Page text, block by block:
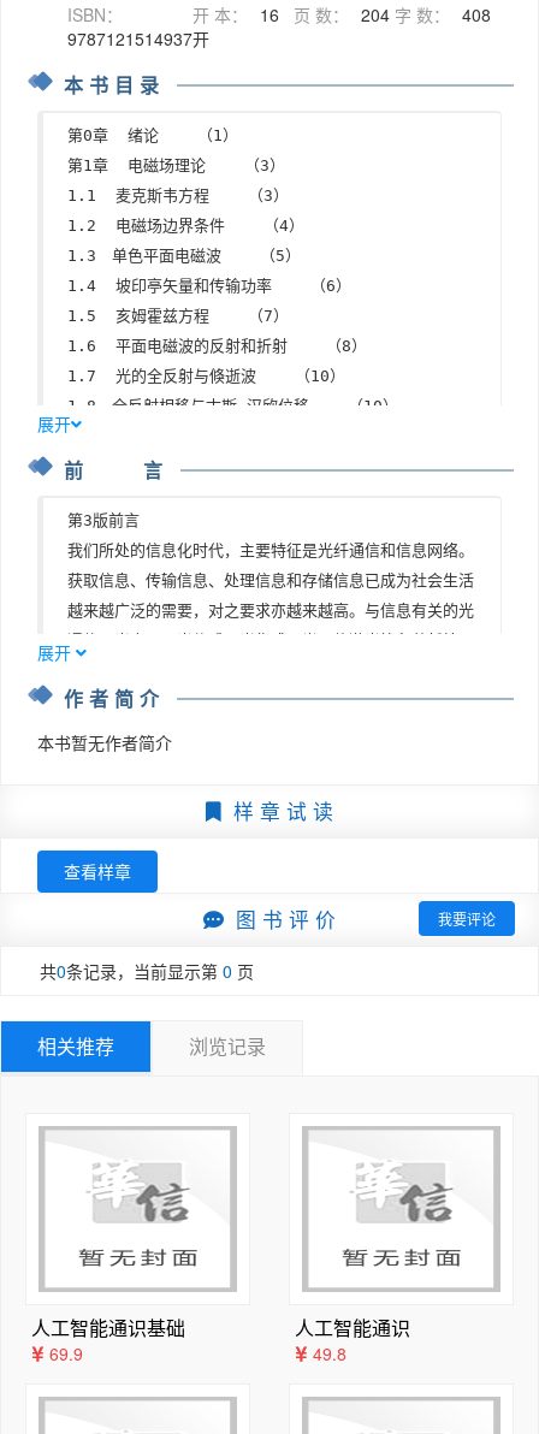
ISBN：
9787121514937
开 本：
16
开
页 数： 204 字 数： 408
本书目录
第0章  绪论    （1）
第1章  电磁场理论    （3）
1.1  麦克斯韦方程    （3）
1.2  电磁场边界条件    （4）
1.3　单色平面电磁波    （5）
1.4  坡印亭矢量和传输功率    （6）
1.5  亥姆霍兹方程    （7）
1.6  平面电磁波的反射和折射    （8）
1.7  光的全反射与倏逝波    （10）
1.8　全反射相移与古斯-汉欣位移    （10）
第2章  几何光学    （13）
2.2  光传播路径分析    （14）
2.2.1  光线方程    （14）
2.2.2  光线方程应用举例    （14）
2.3  费马原理    （15）
习题    （16）
3.1　均匀介质薄膜波导    （17）
3.2　折射率渐变薄膜波导中的光线    （18）
3.3.1  子午光线    （20）
3.3.2  偏斜光线    （21）
3.4　梯度光纤中的光线    （22）
3.4.1  柱坐标的光线方程    （22）
3.4.2  光线不变量    （23）
3.4.4  光线分析    （24）
3.5.1  均匀介质波导的时延差    （27）
3.5.2  折射率渐变介质波导的时延差    （27）
习题    （30）
第4章  薄膜波导模式理论    （32）
4.1　均匀薄膜波导特征方程    （32）
4.2  薄膜波导电磁场方程    （33）
4.3　TE模分析    （35）
4.5.1  导模截止    （38）
4.5.3  导模数量    （40）
4.5.4  单模传输    （41）
展开
前 言
第3版前言
我们所处的信息化时代，主要特征是光纤通信和信息网络。
获取信息、传输信息、处理信息和存储信息已成为社会生活
越来越广泛的需要，对之要求亦越来越高。与信息有关的光
导体激光技术的发展而逐步建立起来的光波导理论是光通信
与光电子技术的主要理论基础，一直受到科技人员的重视。
目前，国内外许多高校为光学工程、光学、光电子、光通信
等相关专业的研究生和高年级本科生开设了与光波导相关的
课程。国内的相关教材中，叶培大、吴彝尊的《光波导技术
基本理论》（人民邮电出版社，1981）是经典的关于光波
导的理论与技术的著作之一，内容侧重于基本理论，但因出
学中使用还是不尽如人意，内容上不能兼顾，或者太注重理
向于波导技术和器件应用方面，又或者过于基本，并且都很
学需要并体现该领域的发展，特编写本教材。
本教材本着“厚基础，重应用，使读者学以致用”的理念，
能掌握分析、制备光波导及器件的基本思想和方法。全书共
各类光波导。所选取的内容都是光波导的基础理论部分，基
本覆盖了实际应用中所涉及的知识，对光波导的场模式理
论、传输和耦合理论、无源光器件、有源光器件等都做了详
展开
作者简介
本书暂无作者简介
样 章 试 读
查看样章
图 书 评 价 我要评论
共0条记录，当前显示第 0 页
相关推荐 浏览记录
人工智能通识基础
69.9
人工智能通识
49.8